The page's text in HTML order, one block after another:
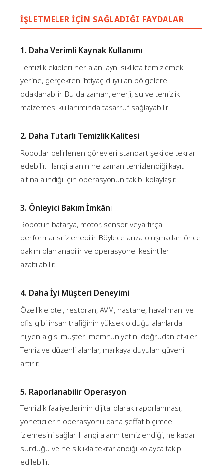
İŞLETMELER İÇIN SAĞLADIĞI FAYDALAR
1. Daha Verimli Kaynak Kullanımı
Temizlik ekipleri her alanı aynı sıklıkta temizlemek
yerine, gerçekten ihtiyaç duyulan bölgelere
odaklanabilir. Bu da zaman, enerji, su ve temizlik
malzemesi kullanımında tasarruf sağlayabilir.
2. Daha Tutarlı Temizlik Kalitesi
Robotlar belirlenen görevleri standart şekilde tekrar
edebilir. Hangi alanın ne zaman temizlendiği kayıt
altına alındığı için operasyonun takibi kolaylaşır.
3. Önleyici Bakım İmkânı
Robotun batarya, motor, sensör veya fırça
performansı izlenebilir. Böylece arıza oluşmadan önce
bakım planlanabilir ve operasyonel kesintiler
azaltılabilir.
4. Daha İyi Müşteri Deneyimi
Özellikle otel, restoran, AVM, hastane, havalimanı ve
ofis gibi insan trafiğinin yüksek olduğu alanlarda
hijyen algısı müşteri memnuniyetini doğrudan etkiler.
Temiz ve düzenli alanlar, markaya duyulan güveni
artırır.
5. Raporlanabilir Operasyon
Temizlik faaliyetlerinin dijital olarak raporlanması,
yöneticilerin operasyonu daha şeffaf biçimde
izlemesini sağlar. Hangi alanın temizlendiği, ne kadar
sürdüğü ve ne sıklıkla tekrarlandığı kolayca takip
edilebilir.